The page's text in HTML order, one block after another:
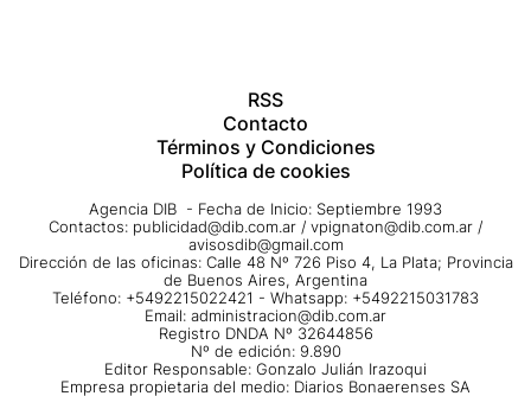
RSS
Contacto
Términos y Condiciones
Política de cookies
Agencia DIB - Fecha de Inicio: Septiembre 1993
Contactos: publicidad@dib.com.ar / vpignaton@dib.com.ar /
avisosdib@gmail.com
Dirección de las oficinas: Calle 48 Nº 726 Piso 4, La Plata; Provincia
de Buenos Aires, Argentina
Teléfono: +5492215022421 - Whatsapp: +5492215031783
Email: administracion@dib.com.ar
Registro DNDA Nº 32644856
Nº de edición: 9.890
Editor Responsable: Gonzalo Julián Irazoqui
Empresa propietaria del medio: Diarios Bonaerenses SA